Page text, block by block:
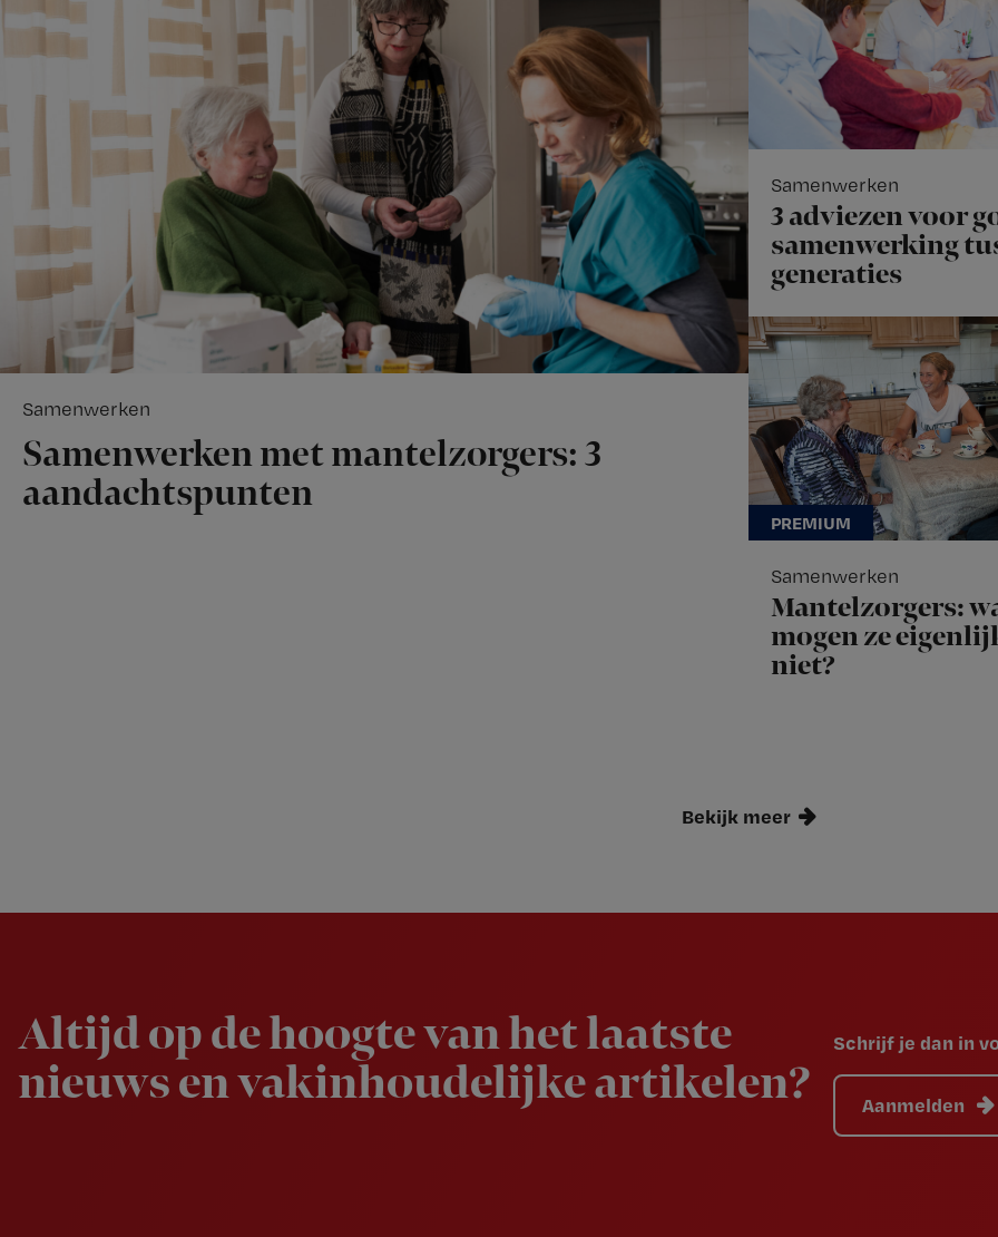
Samenwerken
Samenwerken met mantelzorgers: 3
aandachtspunten
Samenwerken
3 adviezen voor
samenwerking
generaties
Samenwerken
Mantelzorgers:
mogen ze
niet?
Bekijk meer
Altijd op de hoogte van het laatste
nieuws en vakinhoudelijke artikelen?
Schrijf je dan in
Aanmelden